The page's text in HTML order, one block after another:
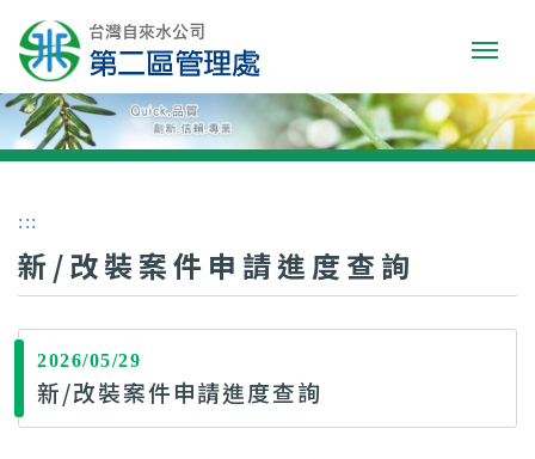
:::
新/改裝案件申請進度查詢
2026/05/29
新/改裝案件申請進度查詢